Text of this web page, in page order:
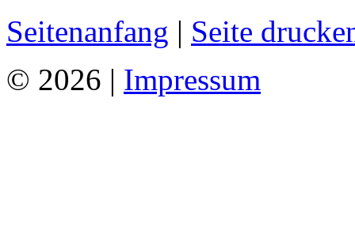
Seitenanfang | Seite
© 2026 | Impressum